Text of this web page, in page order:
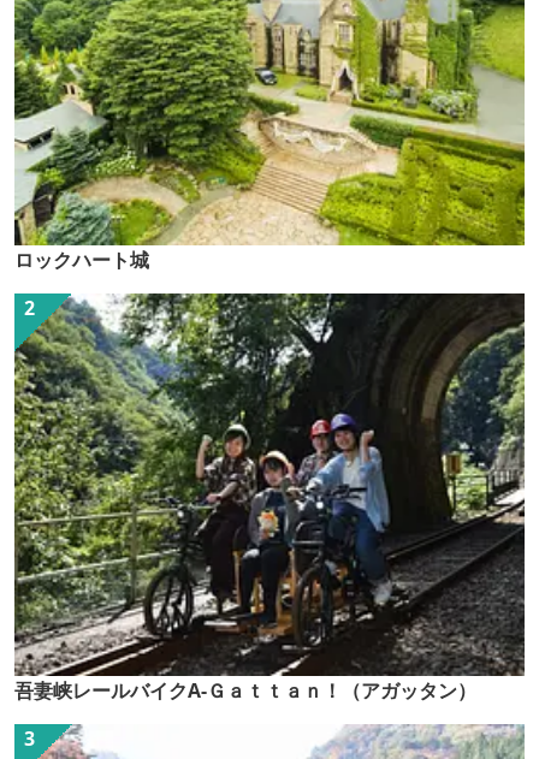
ロックハート城
吾妻峡レールバイクA-Ｇａｔｔａｎ！（アガッタン）